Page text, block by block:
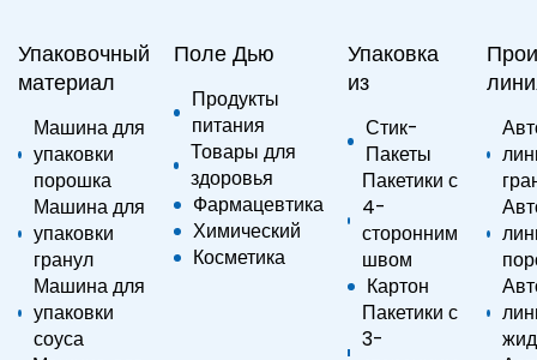
Упаковочный
материал
Машина для
упаковки
порошка
Машина для
упаковки
гранул
Машина для
упаковки
соуса
Поле Дью
Продукты
питания
Товары для
здоровья
Фармацевтика
Химический
Косметика
Упаковка
из
Стик-
Пакеты
Пакетики с
4-
сторонним
швом
Картон
Пакетики с
3-